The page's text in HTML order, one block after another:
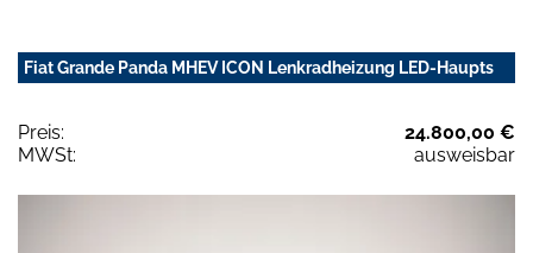
Fiat Grande Panda MHEV ICON Lenkradheizung LED-Haupts
Preis:
24.800,00 €
MWSt:
ausweisbar